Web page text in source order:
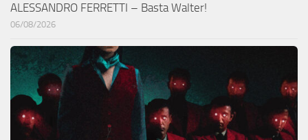
ALESSANDRO FERRETTI – Basta Walter!
06/08/2026